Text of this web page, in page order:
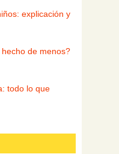
explicación y
de menos?
todo lo que